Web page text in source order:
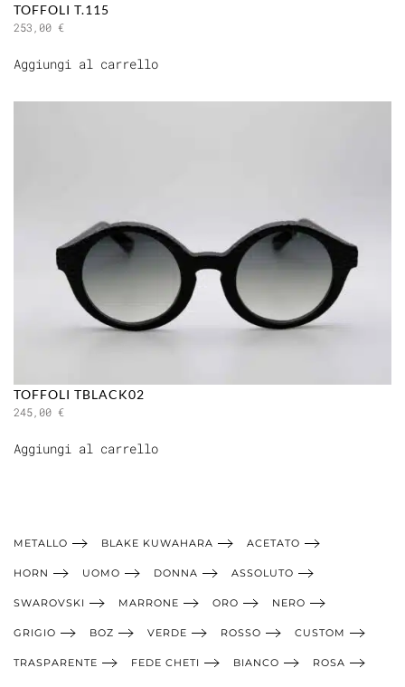
TOFFOLI T.115
253,00 €
Aggiungi al carrello
TOFFOLI TBLACK02
245,00 €
Aggiungi al carrello
METALLO BLAKE KUWAHARA ACETATO
HORN UOMO DONNA ASSOLUTO
SWAROVSKI MARRONE ORO NERO
GRIGIO BOZ VERDE ROSSO CUSTOM
TRASPARENTE FEDE CHETI BIANCO ROSA